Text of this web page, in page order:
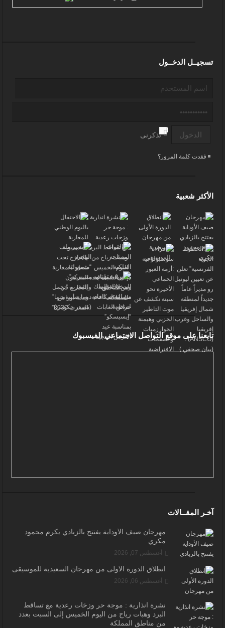
تسجيــل الدخــول
تذكرنى
فقدت كلمة المرور؟
الأكثر شعبية
تابعنا على موقع التواصل الاجتماعي الفيسبوك
آخـر المقــالات
مهرجان صيف الأوداية يفتتح بالزبادي يكرم محمود
مكري
أغسطس 07, 2026
انطلاق الدورة الأولى من مهرجان السعيدية للموسيقى
أغسطس 06, 2026
نشرة انذارية : موجة حر وزخات رعدية مع تساقط
البرد وهبات رياح من اليوم الخميس إلى السبت بعدد
من مناطق المملكة